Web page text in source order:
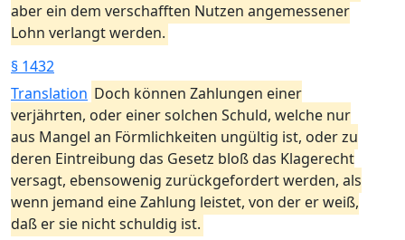
aber ein dem verschafften Nutzen angemessener
Lohn verlangt werden.
§ 1432
Translation Doch können Zahlungen einer
verjährten, oder einer solchen Schuld, welche nur
aus Mangel an Förmlichkeiten ungültig ist, oder zu
deren Eintreibung das Gesetz bloß das Klagerecht
versagt, ebensowenig zurückgefordert werden, als
wenn jemand eine Zahlung leistet, von der er weiß,
daß er sie nicht schuldig ist.